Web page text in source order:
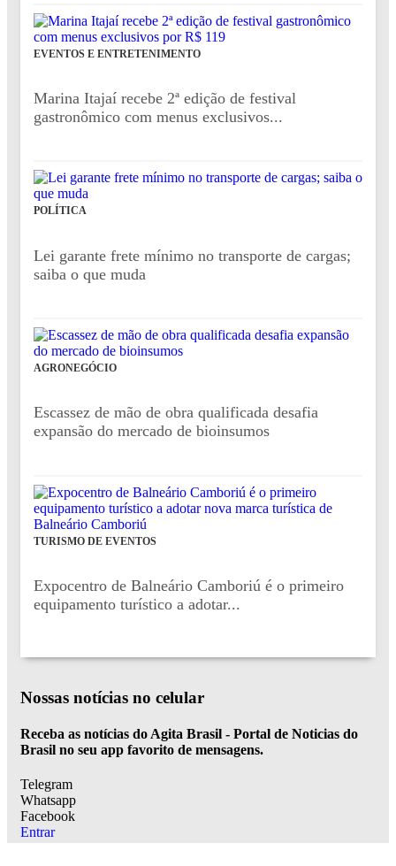
EVENTOS E ENTRETENIMENTO
Marina Itajaí recebe 2ª edição de festival
gastronômico com menus exclusivos...
POLÍTICA
Lei garante frete mínimo no transporte de cargas;
saiba o que muda
AGRONEGÓCIO
Escassez de mão de obra qualificada desafia
expansão do mercado de bioinsumos
TURISMO DE EVENTOS
Expocentro de Balneário Camboriú é o primeiro
equipamento turístico a adotar...
Nossas notícias no celular
Receba as notícias do Agita Brasil - Portal de Noticias do
Brasil no seu app favorito de mensagens.
Telegram
Whatsapp
Facebook
Entrar